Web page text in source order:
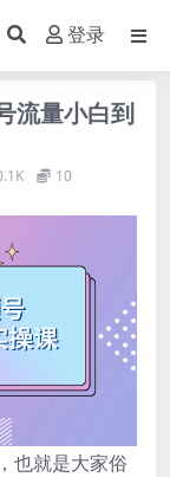
登录
流量小白到
10
也就是大家俗